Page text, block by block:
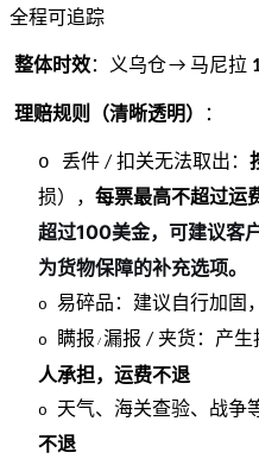
全程可追踪
整体时效：义乌仓→ 马尼拉
理赔规则（清晰透明） ：
o 丢件 / 扣关无法取出：
损）， 每票最高不超过运
超过100美金，可建议客
为货物保障的补充选项。
o 易碎品：建议自行加固，
o 瞒报 / 漏报 / 夹货：产生
人承担，运费不退
o 天气、海关查验、战争
不退